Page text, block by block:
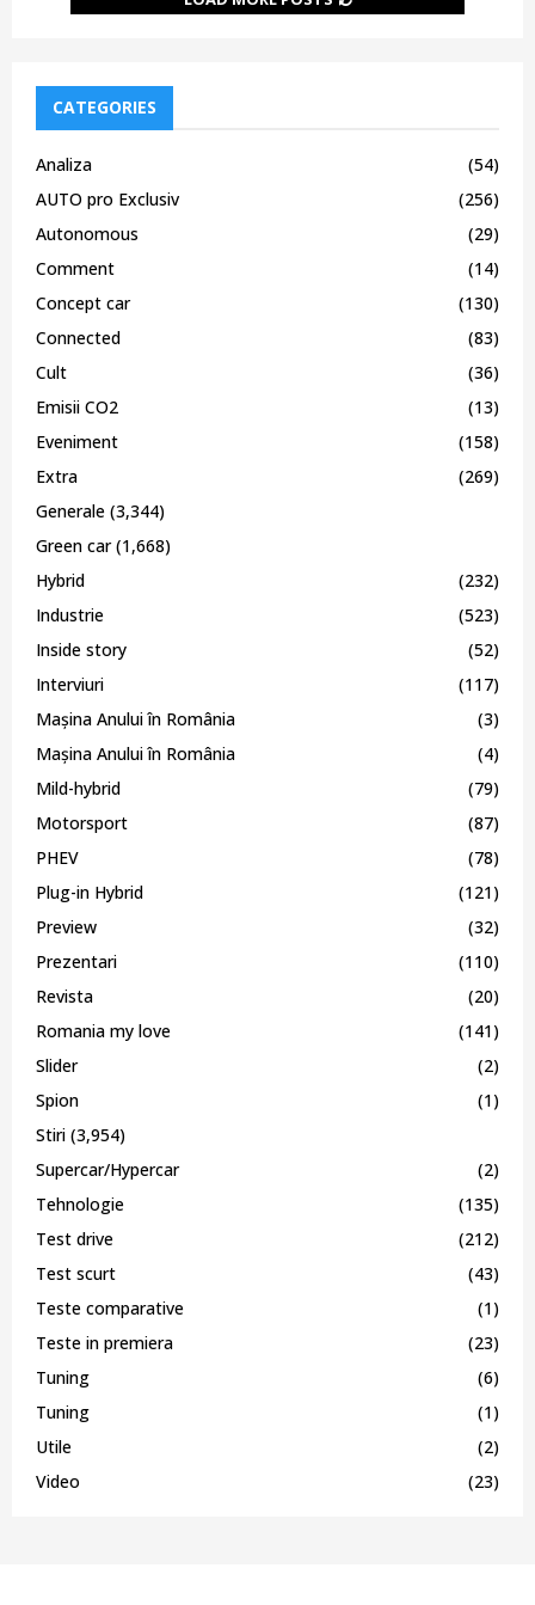
CATEGORIES
Analiza
(54)
AUTO pro Exclusiv
(256)
Autonomous
(29)
Comment
(14)
Concept car
(130)
Connected
(83)
Cult
(36)
Emisii CO2
(13)
Eveniment
(158)
Extra
(269)
Generale (3,344)
Green car(1,668)
Hybrid
(232)
Industrie
(523)
Inside story
(52)
Interviuri
(117)
Mașina Anului în România
(3)
Mașina Anului în România
(4)
Mild-hybrid
(79)
Motorsport
(87)
PHEV
(78)
Plug-in Hybrid
(121)
Preview
(32)
Prezentari
(110)
Revista
(20)
Romania my love
(141)
Slider
(2)
Spion
(1)
Stiri (3,954)
Supercar/Hypercar
(2)
Tehnologie
(135)
Test drive
(212)
Test scurt
(43)
Teste comparative
(1)
Teste in premiera
(23)
Tuning
(6)
Tuning
(1)
Utile
(2)
Video
(23)